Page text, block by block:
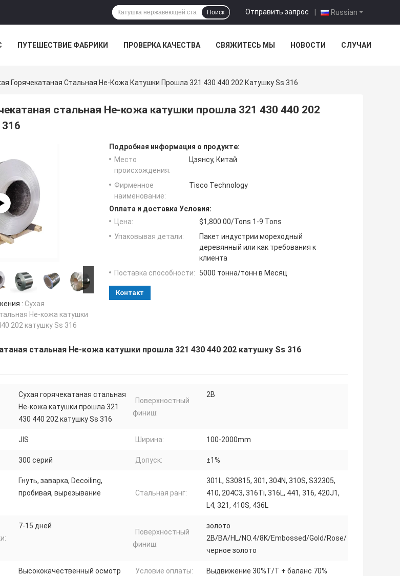
Russian
Отправить запрос |
Поиск
ПУТЕШЕСТВИЕ ФАБРИКИ ПРОВЕРКА КАЧЕСТВА СВЯЖИТЕСЬ МЫ НОВОСТИ СЛУЧАИ
Горячекатаная Стальная Не-Кожа Катушки Прошла 321 430 440 202 Катушку Ss 316
стальная Не-кожа катушки прошла 321 430 440 202
: Сухая
Не-кожа катушки
202 катушку Ss 316
Подробная информация о продукте:
Место
происхождения:
Цзянсу, Китай
Фирменное
наименование:
Tisco Technology
Оплата и доставка Условия:
Цена:
$1,800.00/Tons 1-9 Tons
Упаковывая детали:
Пакет индустрии мореходный
деревянный или как требования к
клиента
Поставка способности:
5000 тонна/тонн в Месяц
Контакт
стальная Не-кожа катушки прошла 321 430 440 202 катушку Ss 316
Сухая горячекатаная стальная
Не-кожа катушки прошла 321
430 440 202 катушку Ss 316
Поверхностный
финиш:
2B
JIS Ширина: 100-2000mm
300 серий Допуск: ±1%
Гнуть, заварка, Decoiling,
пробивая, вырезывание
Стальная ранг:
301L, S30815, 301, 304N, 310S, S32305,
410, 204C3, 316Ti, 316L, 441, 316, 420J1,
L4, 321, 410S, 436L
7-15 дней
Поверхностный
финиш:
золото
2B/BA/HL/NO.4/8K/Embossed/Gold/Rose/
черное золото
Высококачественный осмотр Условие оплаты: Выдвижение 30%T/T + баланс 70%